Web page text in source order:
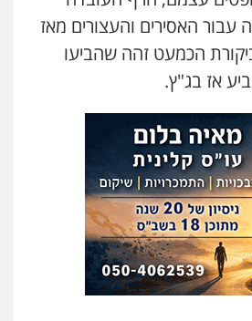
זוסמן
כלכלי פשיעה חמורה מעצרים
גונן
פשע חמור תעבורה
– משרד עורך דין פלילי
פשיעה חמורה סמים מעצרים
האסירים והעצורים מאז
הכמעט זהה שהביעו
אז בג"ץ.